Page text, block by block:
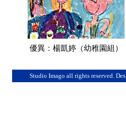
優異：楊凱婷（幼稚園組）
Studio Imago all rights reserved.